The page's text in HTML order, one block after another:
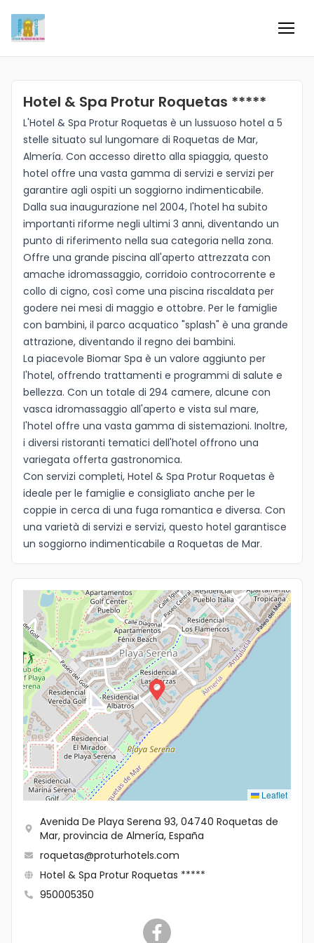
Información
Negocios
Colaboradores
Blog
Eventos
Ofertas e ideas para disfrutar
Idioma
Hotel & Spa Protur Roquetas *****
L'Hotel & Spa Protur Roquetas è un lussuoso hotel a 5
stelle situato sul lungomare di Roquetas de Mar,
Almería. Con accesso diretto alla spiaggia, questo
hotel offre una vasta gamma di servizi e servizi per
garantire agli ospiti un soggiorno indimenticabile.
Dalla sua inaugurazione nel 2004, l'hotel ha subito
importanti riforme negli ultimi 3 anni, diventando un
punto di riferimento nella sua categoria nella zona.
Offre una grande piscina all'aperto attrezzata con
amache idromassaggio, corridoio controcorrente e
collo di cigno, così come una piscina riscaldata per
godere nei mesi di maggio e ottobre. Per le famiglie
con bambini, il parco acquatico "splash" è una grande
attrazione, diventando il regno dei bambini.
La piacevole Biomar Spa è un valore aggiunto per
l'hotel, offrendo trattamenti e programmi di salute e
bellezza. Con un totale di 294 camere, alcune con
vasca idromassaggio all'aperto e vista sul mare,
l'hotel offre una vasta gamma di sistemazioni. Inoltre,
i diversi ristoranti tematici dell'hotel offrono una
variegata offerta gastronomica.
Con servizi completi, Hotel & Spa Protur Roquetas è
ideale per le famiglie e consigliato anche per le
coppie in cerca di una fuga romantica e diversa. Con
una varietà di servizi e servizi, questo hotel garantisce
un soggiorno indimenticabile a Roquetas de Mar.
Leaflet
Avenida De Playa Serena 93, 04740 Roquetas de
Mar, provincia de Almería, España
roquetas@proturhotels.com
Hotel & Spa Protur Roquetas *****
950005350